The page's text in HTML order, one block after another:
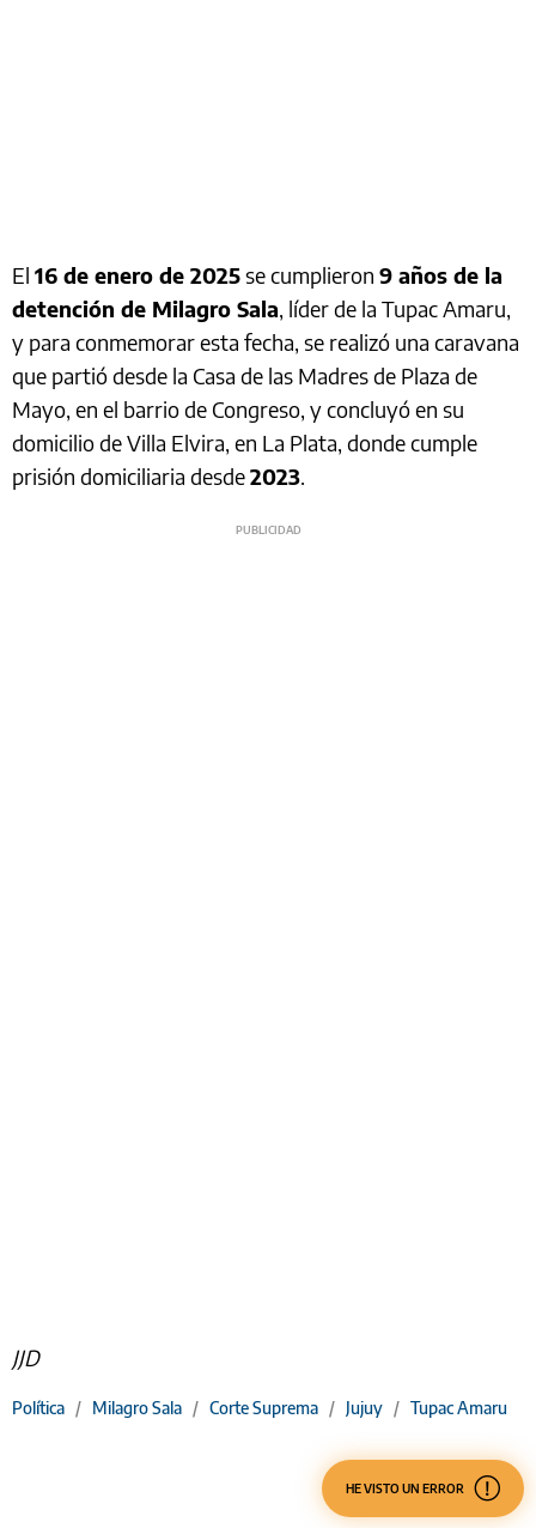
El 16 de enero de 2025se cumplieron 9 años de la
detención de Milagro Sala, líder de la Tupac Amaru,
y para conmemorar esta fecha, se realizó una caravana
que partió desde la Casa de las Madres de Plaza de
Mayo, en el barrio de Congreso, y concluyó en su
domicilio de Villa Elvira, en La Plata, donde cumple
prisión domiciliaria desde2023.
JJD
Política / Milagro Sala / Corte Suprema / Jujuy / Tupac Amaru
HE VISTO UN ERROR